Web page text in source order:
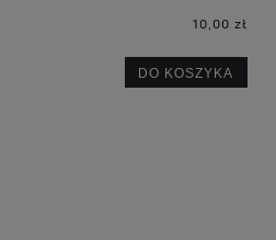
10,00 zł
DO KOSZYKA